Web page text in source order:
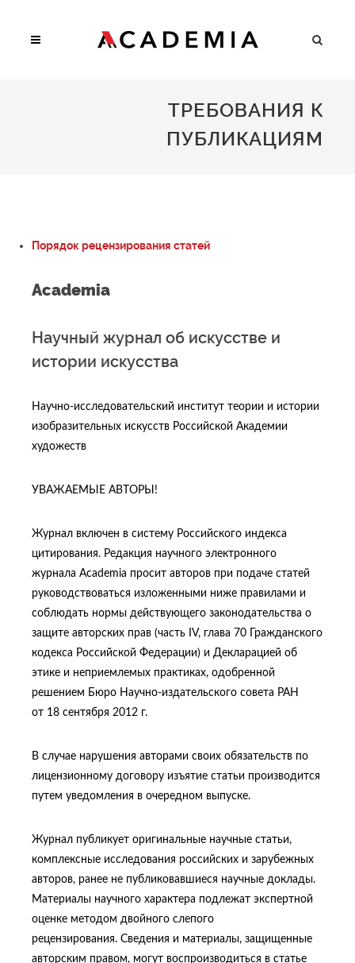
ТРЕБОВАНИЯ К
ПУБЛИКАЦИЯМ
Порядок рецензирования статей
Academia
Научный журнал об искусстве и
истории искусства
Научно-исследовательский институт теории и истории
изобразительных искусств Российской Академии
художеств
УВАЖАЕМЫЕ АВТОРЫ!
Журнал включен в систему Российского индекса
цитирования. Редакция научного электронного
журнала Academia просит авторов при подаче статей
руководствоваться изложенными ниже правилами и
соблюдать нормы действующего законодательства о
защите авторских прав (часть IV, глава 70 Гражданского
кодекса Российской Федерации) и Декларацией об
этике и неприемлемых практиках, одобренной
решением Бюро Научно-издательского совета РАН
от 18 сентября 2012 г.
В случае нарушения авторами своих обязательств по
лицензионному договору изъятие статьи производится
путем уведомления в очередном выпуске.
Журнал публикует оригинальные научные статьи,
комплексные исследования российских и зарубежных
авторов, ранее не публиковавшиеся научные доклады.
Материалы научного характера подлежат экспертной
оценке методом двойного слепого
рецензирования. Сведения и материалы, защищенные
авторским правом, могут воспроизводиться в статье